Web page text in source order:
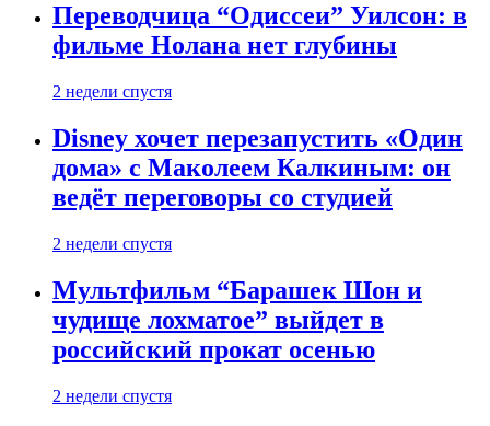
Переводчица “Одиссеи” Уилсон: в
фильме Нолана нет глубины
2 недели спустя
Disney хочет перезапустить «Один
дома» с Маколеем Калкиным: он
ведёт переговоры со студией
2 недели спустя
Мультфильм “Барашек Шон и
чудище лохматое” выйдет в
российский прокат осенью
2 недели спустя